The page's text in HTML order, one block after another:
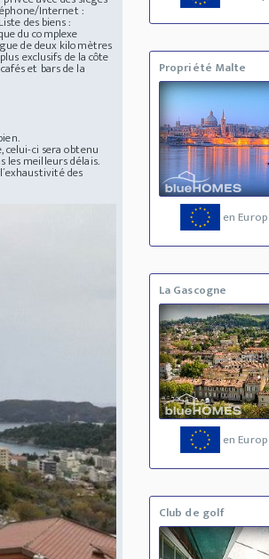
Internet :
des biens :
du complexe
de deux kilomètres
exclusifs de la côte
et bars de la
ci sera obtenu
les meilleurs délais.
des
Propriété Malte
en
La Gascogne
en
Club de golf